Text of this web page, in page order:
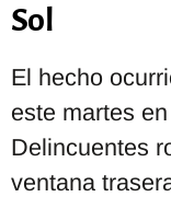
Sol
El hecho
este martes en
Delincuentes
ventana